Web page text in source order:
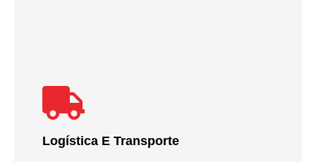
Logística E Transporte